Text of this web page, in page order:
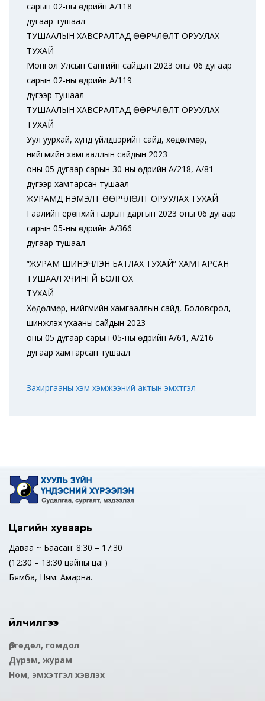
сарын 02-ны өдрийн А/118
дугаар тушаал
ТУШААЛЫН ХАВСРАЛТАД ӨӨРЧЛӨЛТ ОРУУЛАХ
ТУХАЙ
Монгол Улсын Сангийн сайдын 2023 оны 06 дугаар
сарын 02-ны өдрийн А/119
дүгээр тушаал
ТУШААЛЫН ХАВСРАЛТАД ӨӨРЧЛӨЛТ ОРУУЛАХ
ТУХАЙ
Уул уурхай, хүнд үйлдвэрийн сайд, хөдөлмөр,
нийгмийн хамгааллын сайдын 2023
оны 05 дугаар сарын 30-ны өдрийн А/218, А/81
дүгээр хамтарсан тушаал
ЖУРАМД НЭМЭЛТ ӨӨРЧЛӨЛТ ОРУУЛАХ ТУХАЙ
Гаалийн ерөнхий газрын даргын 2023 оны 06 дугаар
сарын 05-ны өдрийн А/366
дугаар тушаал
“ЖУРАМ ШИНЭЧЛЭН БАТЛАХ ТУХАЙ” ХАМТАРСАН
ТУШААЛ ХҮЧИНГҮЙ БОЛГОХ
ТУХАЙ
Хөдөлмөр, нийгмийн хамгааллын сайд, Боловсрол,
шинжлэх ухааны сайдын 2023
оны 05 дугаар сарын 05-ны өдрийн А/61, А/216
дугаар хамтарсан тушаал
Захиргааны хэм хэмжээний актын эмхтгэл
Цагийн хуваарь
Даваа ~ Баасан: 8:30 – 17:30
(12:30 – 13:30 цайны цаг)
Бямба, Ням: Амарна.
Үйлчилгээ
Өргөдөл, гомдол
Дүрэм, журам
Ном, эмхэтгэл хэвлэх